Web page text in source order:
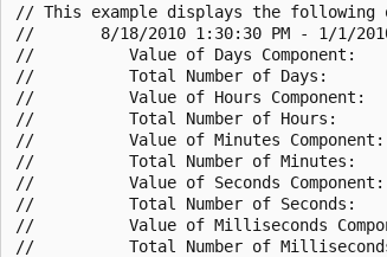
// This example displays the following
//       8/18/2010 1:30:30 PM - 1/1/
//          Value of Days
//          Total Number of Days:
//          Value of Hours
//          Total Number of Hours:
//          Value of Minutes
//          Total Number of
//          Value of Seconds
//          Total Number of
//          Value of Milliseconds
//          Total Number of